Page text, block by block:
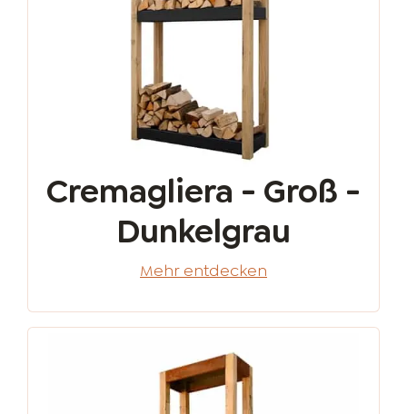
Cremagliera - Groß -
Dunkelgrau
Mehr entdecken